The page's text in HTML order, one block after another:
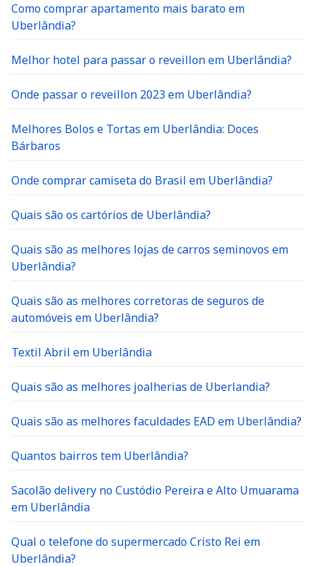
Como comprar apartamento mais barato em
Uberlândia?
Melhor hotel para passar o reveillon em Uberlândia?
Onde passar o reveillon 2023 em Uberlândia?
Melhores Bolos e Tortas em Uberlândia: Doces
Bárbaros
Onde comprar camiseta do Brasil em Uberlândia?
Quais são os cartórios de Uberlândia?
Quais são as melhores lojas de carros seminovos em
Uberlândia?
Quais são as melhores corretoras de seguros de
automóveis em Uberlândia?
Textil Abril em Uberlândia
Quais são as melhores joalherias de Uberlandia?
Quais são as melhores faculdades EAD em Uberlândia?
Quantos bairros tem Uberlândia?
Sacolão delivery no Custódio Pereira e Alto Umuarama
em Uberlândia
Qual o telefone do supermercado Cristo Rei em
Uberlândia?